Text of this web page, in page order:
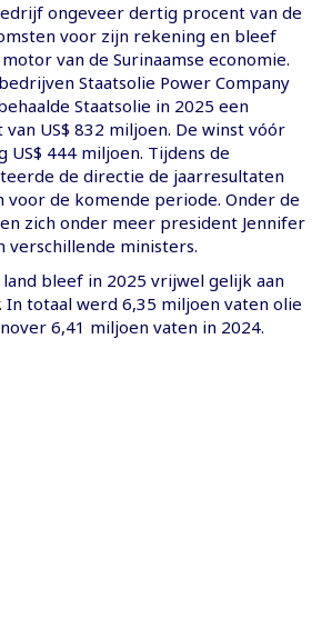
ongeveer dertig procent van de
voor zijn rekening en bleef
van de Surinaamse economie.
Staatsolie Power Company
Staatsolie in 2025 een
US$ 832 miljoen. De winst vóór
US$ 444 miljoen. Tijdens de
de directie de jaarresultaten
voor de komende periode. Onder de
zich onder meer president Jennifer
verschillende ministers.
bleef in 2025 vrijwel gelijk aan
In totaal werd 6,35 miljoen vaten olie
6,41 miljoen vaten in 2024.